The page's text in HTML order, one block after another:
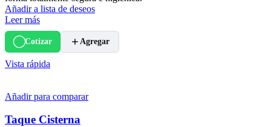
Añadir a lista de deseos
Leer más
Cotizar Agregar
Vista rápida
Añadir para comparar
Taque Cisterna